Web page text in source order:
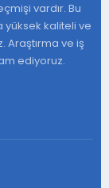
vardır. Bu
kaliteli ve
Araştırma ve iş
ediyoruz.